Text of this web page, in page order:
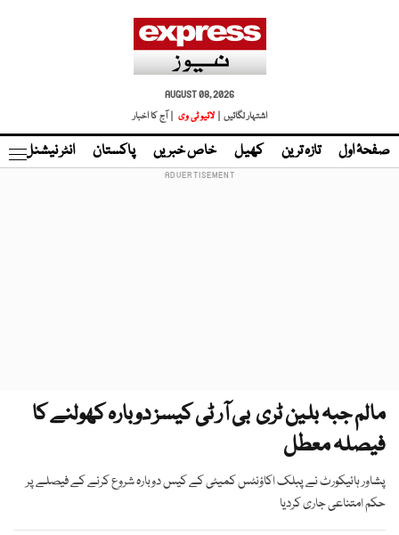
AUGUST 08, 2026
اشتہار لگائیں |
لائیو ٹی وی | آج کا اخبار
صفحۂ اول تازہ ترین کھیل خاص خبریں پاکستان انٹر نیشنل
مالم جبہ بلین ٹری بی آر ٹی کیسز دوبارہ کھولنے کا
فیصلہ معطل
پشاور ہائیکورٹ نے پبلک اکاؤنٹس کمیٹی کے کیس دوبارہ شروع کرنے کے فیصلے پر
حکم امتناعی جاری کردیا